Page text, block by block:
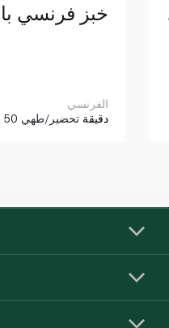
خبز فرنسي
الفرنسي
50 دقيقة تحضير/طهي